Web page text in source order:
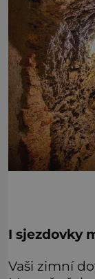
I sjezdovky
Vaši zimní